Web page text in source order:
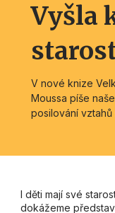
Vyšla
V nové knize
Moussa píše
posilování vztahů
I děti mají své
dokážeme